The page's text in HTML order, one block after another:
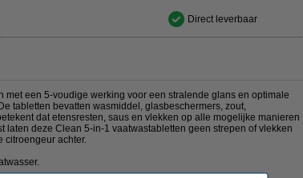
Direct leverbaar
met een 5-voudige werking voor een stralende glans en optimale
tabletten bevatten wasmiddel, glasbeschermers, zout,
dat etensresten, saus en vlekken op alle mogelijke manieren
deze Clean 5-in-1 vaatwastabletten geen strepen of vlekken
citroengeur achter.